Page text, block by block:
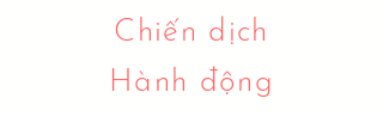
Chiến dịch
Hành động